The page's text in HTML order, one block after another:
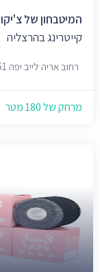
המיטבחון של צ'יקו
קייטרינג בהרצליה
רחוב אריה לייב יפה 51, הרצליה
מרחק של 180 מטר